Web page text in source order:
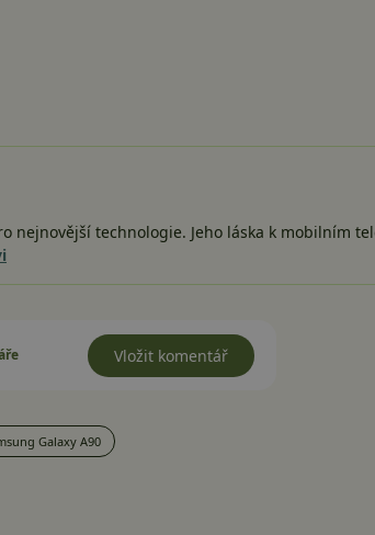
nejnovější technologie. Jeho láska k mobilním
Vložit komentář
Galaxy A90